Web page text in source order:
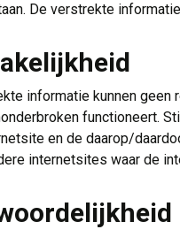
De verstrekte
informatie kunnen geen
functioneert.
en de daarop/
internetsites waar de